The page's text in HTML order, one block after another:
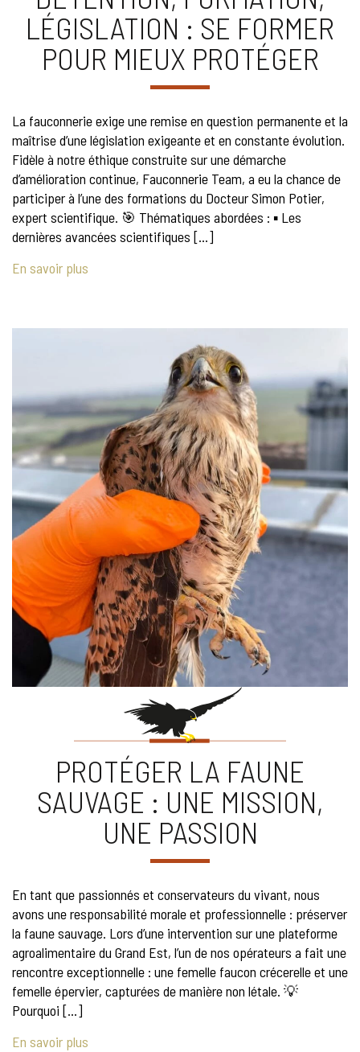
LÉGISLATION : SE FORMER
POUR MIEUX PROTÉGER
La fauconnerie exige une remise en question permanente et la
maîtrise d’une législation exigeante et en constante évolution.
Fidèle à notre éthique construite sur une démarche
d’amélioration continue, Fauconnerie Team, a eu la chance de
participer à l’une des formations du Docteur Simon Potier,
expert scientifique. 🎯 Thématiques abordées : ▪️ Les
dernières avancées scientifiques […]
En savoir plus
PROTÉGER LA FAUNE
SAUVAGE : UNE MISSION,
UNE PASSION
En tant que passionnés et conservateurs du vivant, nous
avons une responsabilité morale et professionnelle : préserver
la faune sauvage. Lors d’une intervention sur une plateforme
agroalimentaire du Grand Est, l’un de nos opérateurs a fait une
rencontre exceptionnelle : une femelle faucon crécerelle et une
femelle épervier, capturées de manière non létale. 💡
Pourquoi […]
En savoir plus